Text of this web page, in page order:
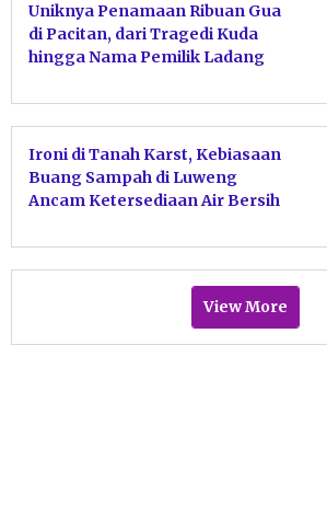
Uniknya Penamaan Ribuan Gua
di Pacitan, dari Tragedi Kuda
hingga Nama Pemilik Ladang
Ironi di Tanah Karst, Kebiasaan
Buang Sampah di Luweng
Ancam Ketersediaan Air Bersih
View More